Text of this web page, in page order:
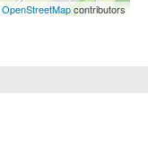
OpenStreetMapcontributors